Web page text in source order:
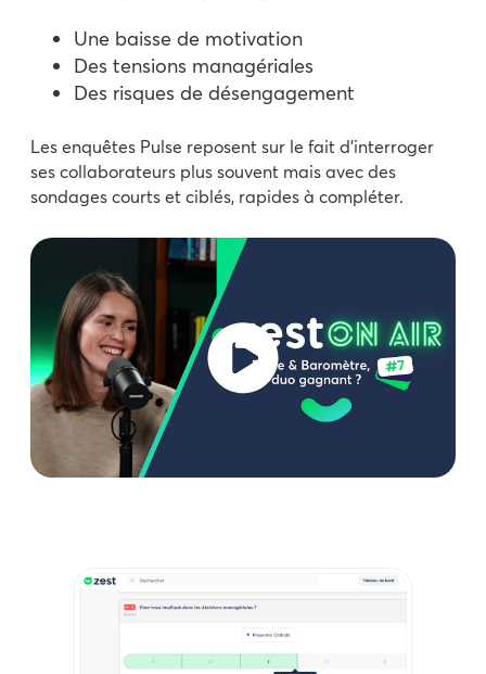
Une baisse de motivation
Des tensions managériales
Des risques de désengagement
Les enquêtes Pulse reposent sur le fait d’interroger
ses collaborateurs plus souvent mais avec des
sondages courts et ciblés, rapides à compléter.